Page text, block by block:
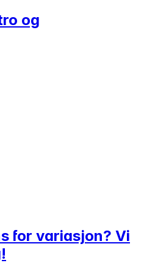
og
for variasjon? Vi